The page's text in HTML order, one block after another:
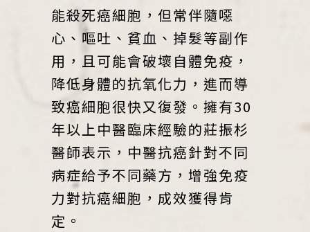
能殺死癌細胞，但常伴隨噁
心、嘔吐、貧血、掉髮等副作
用，且可能會破壞自體免疫，
降低身體的抗氧化力，進而導
致癌細胞很快又復發。擁有30
年以上中醫臨床經驗的莊振杉
醫師表示，中醫抗癌針對不同
病症給予不同藥方，增強免疫
力對抗癌細胞，成效獲得肯
定。